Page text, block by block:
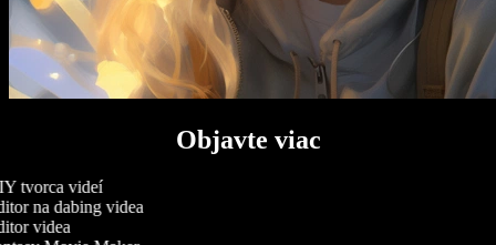
Objavte viac
tvorca videí
na dabing videa
videa